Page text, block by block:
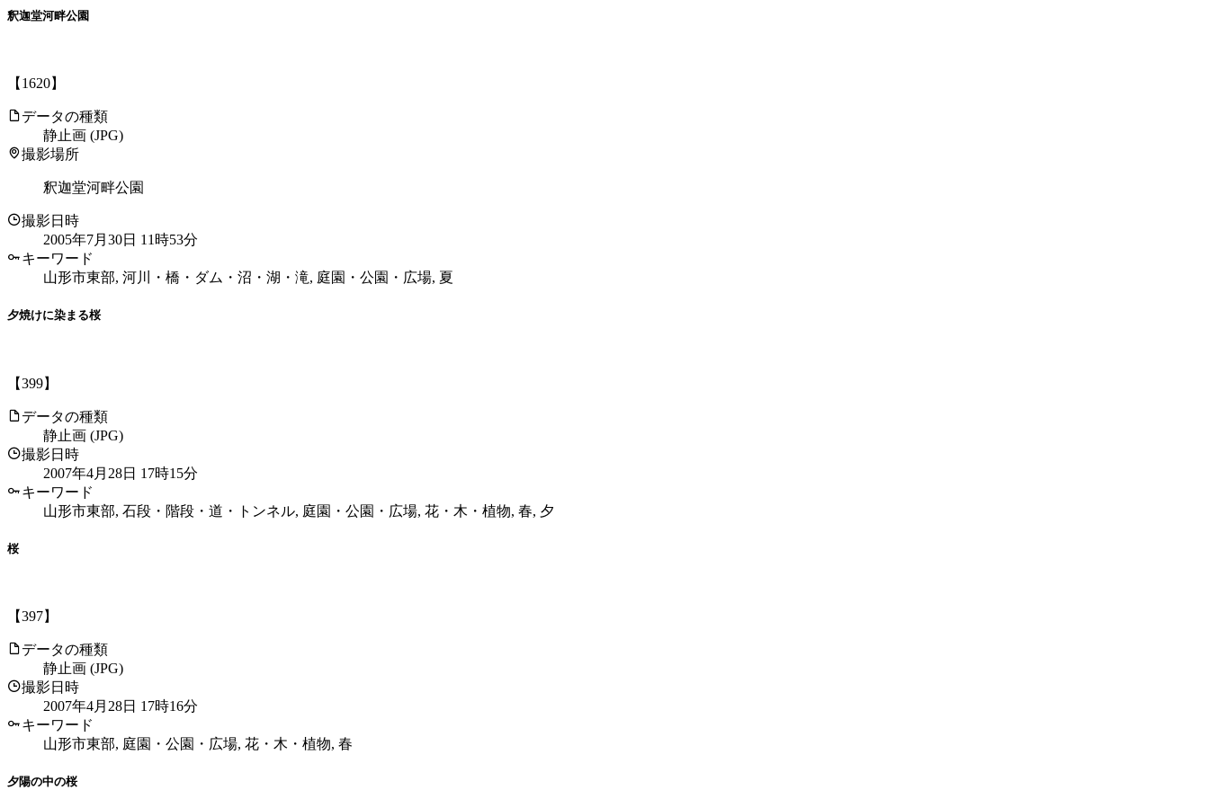
釈迦堂河畔公園
【1620】
データの種類
静止画 (JPG)
撮影場所
釈迦堂河畔公園
撮影日時
2005年7月30日 11時53分
キーワード
山形市東部, 河川・橋・ダム・沼・湖・滝, 庭園・公園・広場, 夏
夕焼けに染まる桜
【399】
データの種類
静止画 (JPG)
撮影日時
2007年4月28日 17時15分
キーワード
山形市東部, 石段・階段・道・トンネル, 庭園・公園・広場, 花・木・植物, 春, 夕
桜
【397】
データの種類
静止画 (JPG)
撮影日時
2007年4月28日 17時16分
キーワード
山形市東部, 庭園・公園・広場, 花・木・植物, 春
夕陽の中の桜